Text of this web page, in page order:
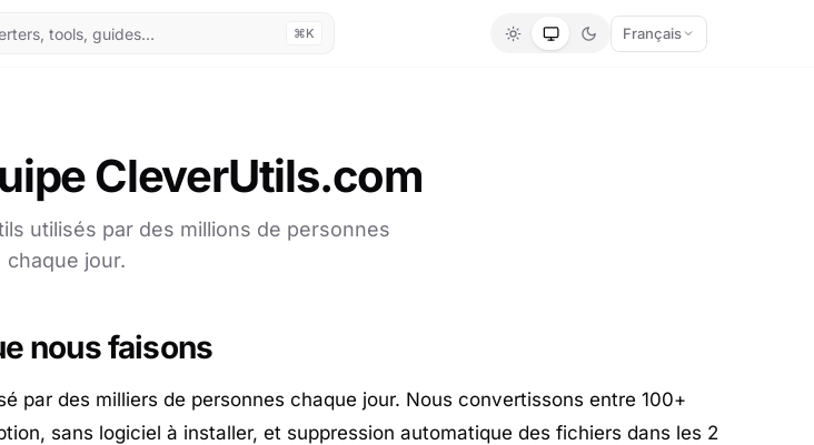
⌘K Français
CleverUtils.com
utilisés par des millions de personnes
chaque jour.
nous faisons
des milliers de personnes chaque jour. Nous convertissons entre 100+
sans logiciel à installer, et suppression automatique des fichiers dans les 2